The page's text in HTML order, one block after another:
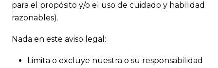
para el propósito y/o el uso de cuidado y habilidad
razonables).
Nada en este aviso legal:
Limita o excluye nuestra o su responsabilidad